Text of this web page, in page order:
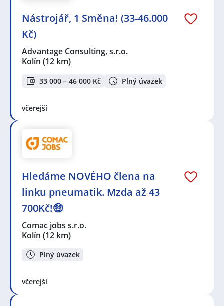
Nástrojář, 1 Směna! (33-46.000
Kč)
Advantage Consulting, s.r.o.
Kolín (12 km)
33 000 – 46 000 Kč Plný úvazek
včerejší
Hledáme NOVÉHO člena na
linku pneumatik. Mzda až 43
700Kč!🤑
Comac jobs s.r.o.
Kolín (12 km)
Plný úvazek
včerejší